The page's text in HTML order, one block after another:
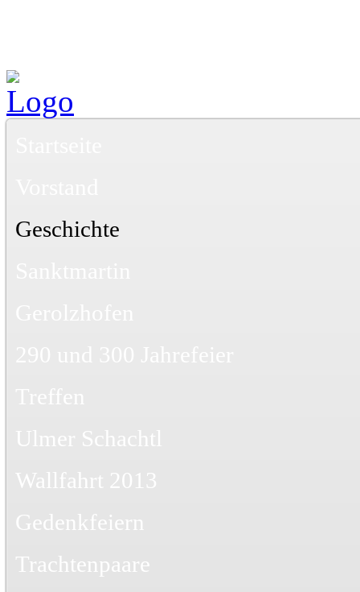
Geschichte
Wallfahrt 2013
Gedenkfeiern
Trachtenpaare